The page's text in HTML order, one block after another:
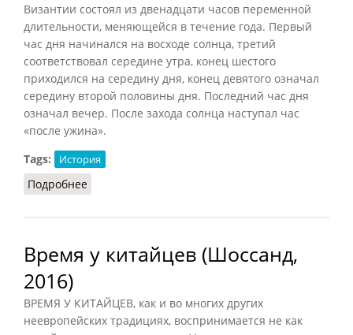
Византии состоял из двенадцати часов переменной
длительности, меняющейся в течение года. Первый
час дня начинался на восходе солнца, третий
соответствовал середине утра, конец шестого
приходился на середину дня, конец девятого означал
середину второй половины дня. Последний час дня
означал вечер. После захода солнца наступал час
«после ужина».
Tags:
История
Подробнее
Время у китайцев (Шоссанд,
2016)
ВРЕМЯ У КИТАЙЦЕВ, как и во многих других
неевропейских традициях, воспринимается не как